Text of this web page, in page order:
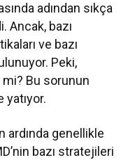
adından sıkça
Ancak, bazı
ve bazı
Peki,
Bu sorunun
yatıyor.
ardında genellikle
bazı stratejileri